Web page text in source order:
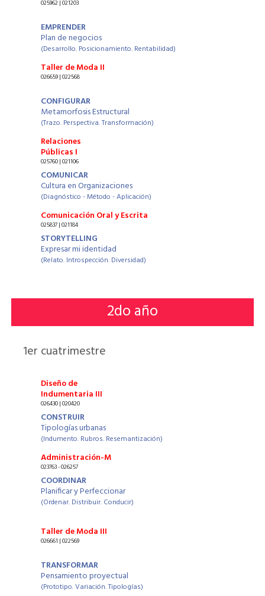
025962 | 021203
EMPRENDER
Plan de negocios
(Desarrollo. Posicionamiento. Rentabilidad)
Taller de Moda II
026659 | 022568
CONFIGURAR
Metamorfosis Estructural
(Trazo. Perspectiva. Transformación)
Relaciones
Públicas I
025760 | 021106
COMUNICAR
Cultura en Organizaciones
(Diagnóstico - Método - Aplicación)
Comunicación Oral y Escrita
025837 | 021184
STORYTELLING
Expresar mi identidad
(Relato. Introspección. Diversidad)
2do año
1er cuatrimestre
Diseño de
Indumentaria III
026430 | 020420
CONSTRUIR
Tipologías urbanas
(Indumento. Rubros. Resemantización)
Administración-M
023763 - 026257
COORDINAR
Planificar y Perfeccionar
(Ordenar. Distribuir. Conducir)
Taller de Moda III
026661 | 022569
TRANSFORMAR
Pensamiento proyectual
(Prototipo. Variación. Tipologías)